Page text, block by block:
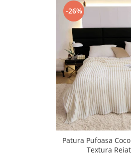
Set Lenjerie De Pat Jacquard Regal,
11 Piese, Cuvertura Inclusa
Lenjerii Damasc Egiptean King Size
Lenjerii De Pat, Finet Premium, 1
Lenjerii De Pat Damasc 1 Persoana
Lenjerii De Pat, Imprimeu 3D, 1
-26%
Patura Pufoasa
Textura